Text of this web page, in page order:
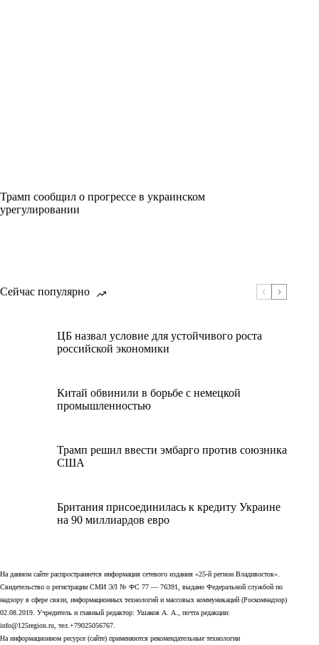
Трамп сообщил о прогрессе в украинском
урегулировании
Сейчас популярно
ЦБ назвал условие для устойчивого роста
российской экономики
Китай обвинили в борьбе с немецкой
промышленностью
Трамп решил ввести эмбарго против союзника
США
Британия присоединилась к кредиту Украине
на 90 миллиардов евро
На данном сайте распространяется информация сетевого издания «25-й регион Владивосток».
Свидетельство о регистрации СМИ ЭЛ № ФС 77 — 76391, выдано Федеральной службой по
надзору в сфере связи, информационных технологий и массовых коммуникаций (Роскомнадзор)
02.08.2019. Учредитель и главный редактор: Ушаков А. А., почта редакции:
info@125region.ru, тел.+79025056767.
На информационном ресурсе (сайте) применяются рекомендательные технологии